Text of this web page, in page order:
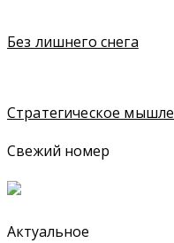
Без лишнего снега
Стратегическое
Свежий номер
Актуальное